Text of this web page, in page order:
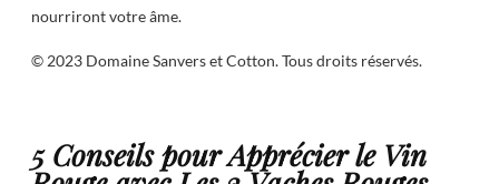
nourriront votre âme.
© 2023 Domaine Sanvers et Cotton. Tous droits réservés.
5 Conseils pour Apprécier le Vin